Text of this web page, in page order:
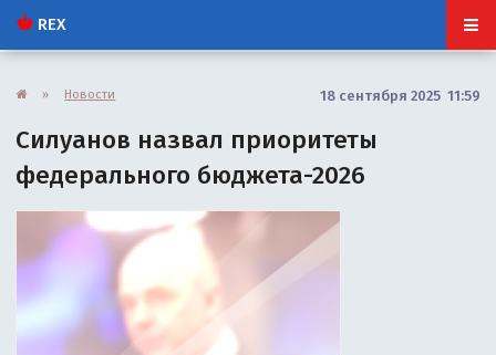
REX
» Новости 18 сентября 2025 11:59
Силуанов назвал приоритеты
федерального бюджета-2026